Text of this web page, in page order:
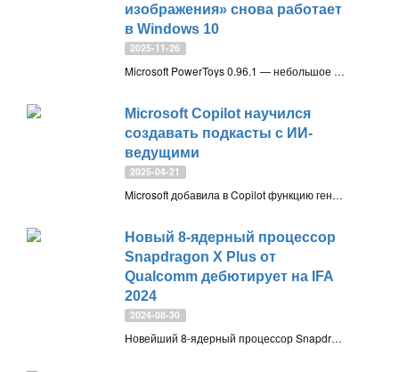
изображения» снова работает
в Windows 10
2025-11-26
Microsoft PowerToys 0.96.1 — небольшое обновление, которое устраняет ошибки версии 0.96 и возвращает работу модуля «Изменение размера изображения» в Windows 10. Исправлены сбои в Awake и улучшена «Расширенная вставка» с поддержкой новых локальных и облачных моделей
Microsoft Copilot научился
создавать подкасты с ИИ-
ведущими
2025-04-21
Microsoft добавила в Copilot функцию генерации подкастов с ИИ-ведущими. Пользователь выбирает тему, Copilot создаёт сценарий и озвучивает диалог. Функция в стадии тестирования, запуск ожидается в ближайшие недели
Новый 8-ядерный процессор
Snapdragon X Plus от
Qualcomm дебютирует на IFA
2024
2024-08-30
Новейший 8-ядерный процессор Snapdragon X Plus от Qualcomm, оснащенный урезанным GPU и поддержкой Wi-Fi 7, дебютирует на IFA 2024 в ноутбуках Copilot+ по цене от 800$